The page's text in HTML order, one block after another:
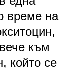
време на
към
който се